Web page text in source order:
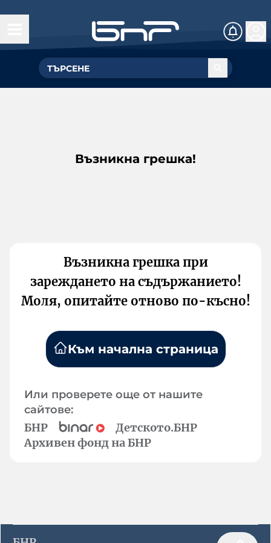
Възникна грешка!
Възникна грешка при
зареждането на съдържанието!
Моля, опитайте отново по-късно!
Към начална страница
Или проверете още от нашите
сайтове:
БНР
Детското.БНР
Архивен фонд на БНР